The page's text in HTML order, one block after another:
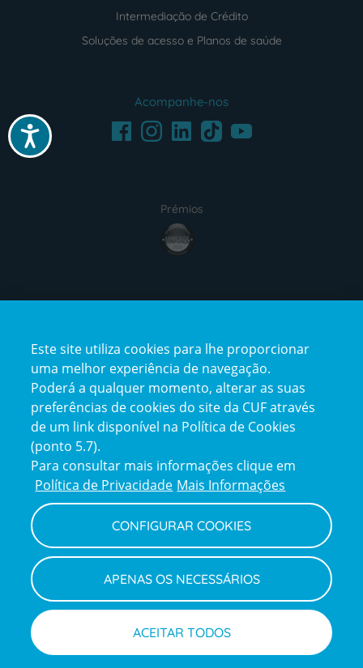
Acessibilidade
Intermediação de Crédito
Soluções de acesso e Planos de saúde
Acompanhe-nos
FacebookInstagramLinkedInTikTokYoutube
Prémios
award4
certification2certification3
Reclamações
e
elogios
Policy
Política de Privacidade e Cookies
Termos e Condições
Declaração de Acessibilidade
Canal de Denúncias
Informações legais
Este site utiliza cookies para lhe proporcionar
uma melhor experiência de navegação.
Poderá a qualquer momento, alterar as suas
preferências de cookies do site da CUF através
de um link disponível na Política de Cookies
(ponto 5.7).
Para consultar mais informações clique em
Política de Privacidade Mais Informações
CONFIGURAR COOKIES
APENAS OS NECESSÁRIOS
ACEITAR TODOS